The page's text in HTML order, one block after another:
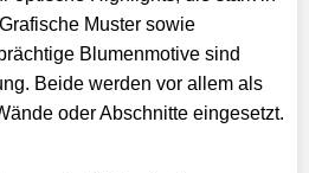
Muster sowie
Blumenmotive sind
Beide werden vor allem als
oder Abschnitte eingesetzt.